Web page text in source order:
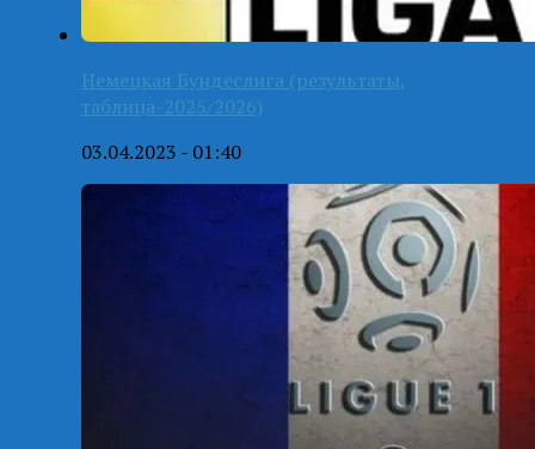
Немецкая Бундеслига (результаты,
таблица-2025/2026)
03.04.2023 - 01:40